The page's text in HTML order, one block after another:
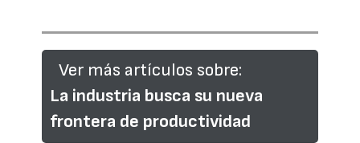
Ver más artículos sobre:
La industria busca su nueva
frontera de productividad